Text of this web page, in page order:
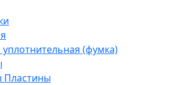
уплотнительная (фумка)
Пластины